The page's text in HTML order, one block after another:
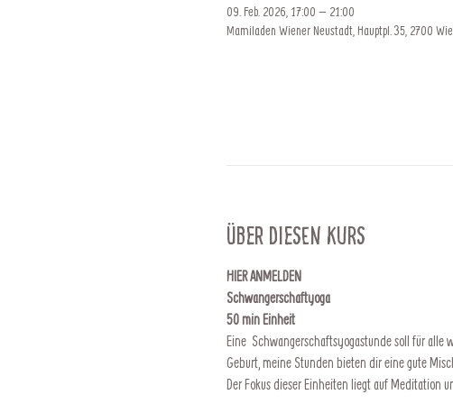
09. Feb. 2026, 17:00 – 21:00
Mamiladen Wiener Neustadt, Hauptpl. 35, 2700
Über diesen Kurs
HIER ANMELDEN
Schwangerschaftyoga
50 min Einheit
Eine  Schwangerschaftsyogastunde soll für alle
Geburt, meine Stunden bieten dir eine gute
Der Fokus dieser Einheiten liegt auf Meditation